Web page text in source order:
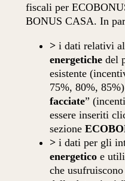
fiscali per
BONUS CASA. In
> i dati relativi
energetichedel
esistente
75%, 80%,
facciate”
essere inseriti
sezione
> i dati per gli
energetico e
che